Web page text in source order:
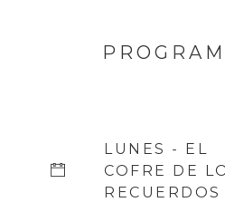
LUNES - EL
COFRE DE
RECUERDOS